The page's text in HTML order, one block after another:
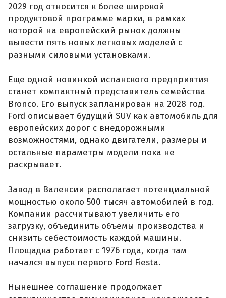
2029 год относится к более широкой
продуктовой программе марки, в рамках
которой на европейский рынок должны
вывести пять новых легковых моделей с
разными силовыми установками.
Еще одной новинкой испанского предприятия
станет компактный представитель семейства
Bronco. Его выпуск запланирован на 2028 год.
Ford описывает будущий SUV как автомобиль для
европейских дорог с внедорожными
возможностями, однако двигатели, размеры и
остальные параметры модели пока не
раскрывает.
Завод в Валенсии располагает потенциальной
мощностью около 500 тысяч автомобилей в год.
Компании рассчитывают увеличить его
загрузку, объединить объемы производства и
снизить себестоимость каждой машины.
Площадка работает с 1976 года, когда там
начался выпуск первого Ford Fiesta.
Нынешнее соглашение продолжает